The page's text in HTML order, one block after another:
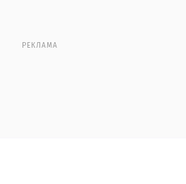
РЕКЛАМА